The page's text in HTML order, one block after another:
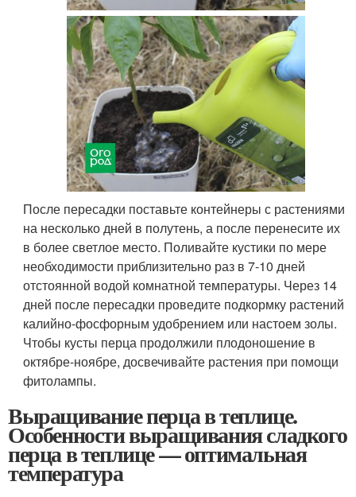
После пересадки поставьте контейнеры с растениями
на несколько дней в полутень, а после перенесите их
в более светлое место. Поливайте кустики по мере
необходимости приблизительно раз в 7-10 дней
отстоянной водой комнатной температуры. Через 14
дней после пересадки проведите подкормку растений
калийно-фосфорным удобрением или настоем золы.
Чтобы кусты перца продолжили плодоношение в
октябре-ноябре, досвечивайте растения при помощи
фитолампы.
Выращивание перца в теплице.
Особенности выращивания сладкого
перца в теплице — оптимальная
температура